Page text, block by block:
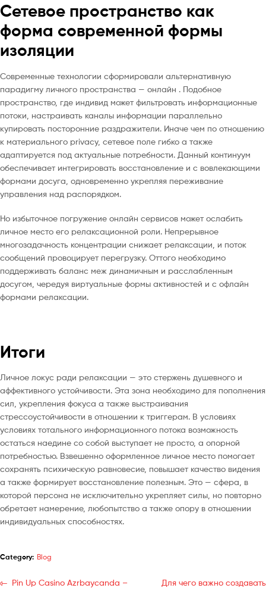
Сетевое пространство как
форма современной формы
изоляции
Современные технологии сформировали альтернативную
парадигму личного пространства — онлайн . Подобное
пространство, где индивид может фильтровать информационные
потоки, настраивать каналы информации параллельно
купировать посторонние раздражители. Иначе чем по отношению
к материального privacy, сетевое поле гибко а также
адаптируется под актуальные потребности. Данный континуум
обеспечивает интегрировать восстановление и с вовлекающими
формами досуга, одновременно укрепляя переживание
управления над распорядком.
Но избыточное погружение онлайн сервисов может ослабить
личное место его релаксационной роли. Непрерывное
многозадачность концентрации снижает релаксации, и поток
сообщений провоцирует перегрузку. Оттого необходимо
поддерживать баланс меж динамичным и расслабленным
досугом, чередуя виртуальные формы активностей и с офлайн
формами релаксации.
Итоги
Личное локус ради релаксации — это стержень душевного и
аффективного устойчивости. Эта зона необходимо для пополнения
сил, укрепления фокуса а также выстраивания
стрессоустойчивости в отношении к триггерам. В условиях
условиях тотального информационного потока возможность
остаться наедине со собой выступает не просто, а опорной
потребностью. Взвешенно оформленное личное место помогает
сохранять психическую равновесие, повышает качество видения
а также формирует восстановление полезным. Это — сфера, в
которой персона не исключительно укрепляет силы, но повторно
обретает намерение, любопытство а также опору в отношении
индивидуальных способностях.
Category: Blog
Pin Up Casino Azrbaycanda –
Для чего важно создавать